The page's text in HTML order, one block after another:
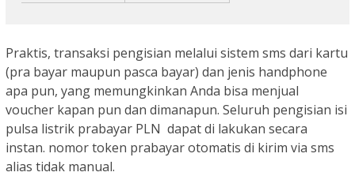
Praktis, transaksi pengisian melalui sistem sms dari kartu
(pra bayar maupun pasca bayar) dan jenis handphone
apa pun, yang memungkinkan Anda bisa menjual
voucher kapan pun dan dimanapun. Seluruh pengisian isi
pulsa listrik prabayar PLN dapat di lakukan secara
instan. nomor token prabayar otomatis di kirim via sms
alias tidak manual.